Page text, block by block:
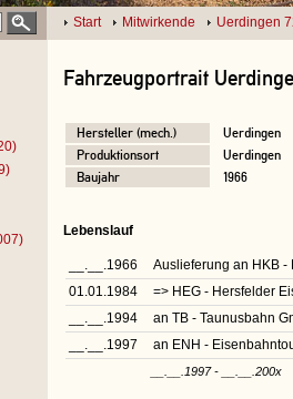
Start Mitwirkende Uerdingen
Fahrzeugportrait
Hersteller (mech.)
Uerdingen
Produktionsort
Uerdingen
Baujahr
1966
Lebenslauf
__.__.1966
Auslieferung an HKB
01.01.1984
=> HEG - Hersfelder
__.__.1994
an TB - Taunusbahn
__.__.1997
an ENH -
__.__.1997 - __.__.200x